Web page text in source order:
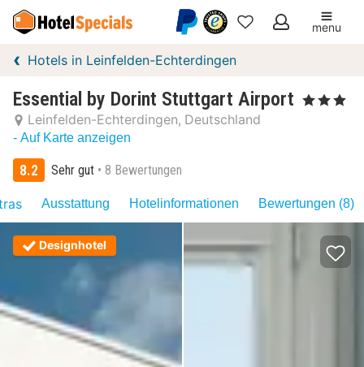
Meine
menu
Hotels in Leinfelden-Echterdingen
Essential by Dorint Stuttgart Airport , 3 Sterne
Leinfelden-Echterdingen Deutschland
- Auf Karte anzeigen
8.2 Sehr gut 8 Bewertungen
Ausstattung Hotelinformationen Bewertungen (8)
Designhotel